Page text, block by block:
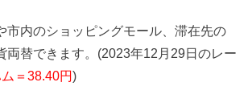
市内のショッピングモール、滞在先の
両替できます。(2023年12月29日のレー
＝38.40円)